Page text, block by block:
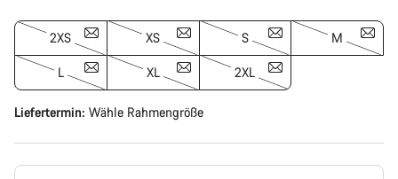
2XS XS S M
L XL 2XL
Liefertermin: Wähle Rahmengröße